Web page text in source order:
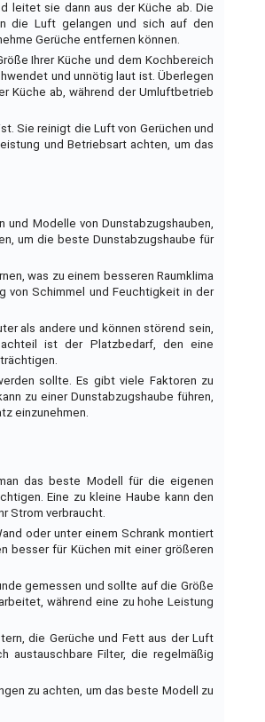
leitet sie dann aus der Küche ab. Die
die Luft gelangen und sich auf den
Gerüche entfernen können.
Ihrer Küche und dem Kochbereich
und unnötig laut ist. Überlegen
Küche ab, während der Umluftbetrieb
Sie reinigt die Luft von Gerüchen und
und Betriebsart achten, um das
Modelle von Dunstabzugshauben,
um die beste Dunstabzugshaube für
was zu einem besseren Raumklima
von Schimmel und Feuchtigkeit in der
als andere und können störend sein,
ist der Platzbedarf, den eine
sollte. Es gibt viele Faktoren zu
zu einer Dunstabzugshaube führen,
einzunehmen.
das beste Modell für die eigenen
Eine zu kleine Haube kann den
Strom verbraucht.
oder unter einem Schrank montiert
besser für Küchen mit einer größeren
gemessen und sollte auf die Größe
während eine zu hohe Leistung
die Gerüche und Fett aus der Luft
austauschbare Filter, die regelmäßig
zu achten, um das beste Modell zu